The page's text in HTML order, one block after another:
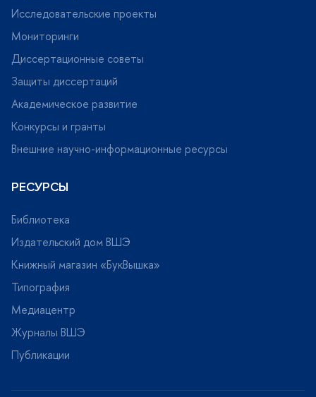
Исследовательские проекты
Мониторинги
Диссертационные советы
Защиты диссертаций
Академическое развитие
Конкурсы и гранты
нешние научно-информационные ресурсы
РЕСУРСЫ
Библиотека
Издательский дом ВШЭ
Книжный магазин «БукВышка»
Типография
Медиацентр
Журналы ВШЭ
Публикации